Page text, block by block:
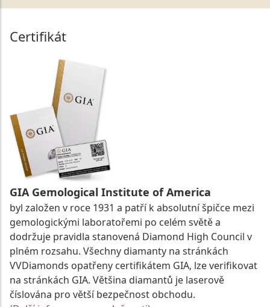
Certifikát
GIA Gemological Institute of America
byl založen v roce 1931 a patří k absolutní špičce mezi
gemologickými laboratořemi po celém světě a
dodržuje pravidla stanovená Diamond High Council v
plném rozsahu. Všechny diamanty na stránkách
VVDiamonds opatřeny certifikátem GIA, lze verifikovat
na stránkách GIA. Většina diamantů je laserově
číslována pro větší bezpečnost obchodu.